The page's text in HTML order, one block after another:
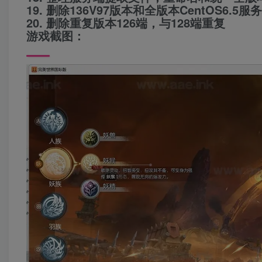
19. 删除136V97版本和全版本CentOS6.5服
20. 删除重复版本126端，与128端重复
游戏截图：